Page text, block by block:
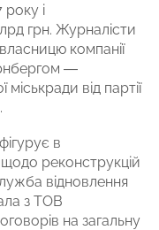
і
грн. Журналісти
компанії
—
від партії
в
щодо реконструкцій
відновлення
з ТОВ
на загальну